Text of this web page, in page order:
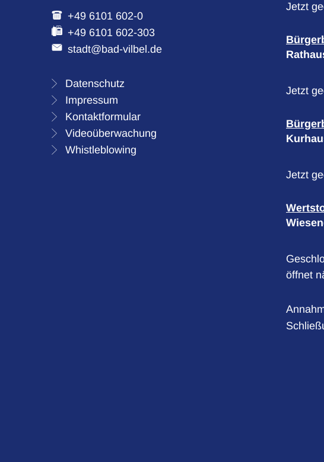
+49 6101 602-0
+49 6101 602-303
stadt@bad-vilbel.de
Datenschutz
Impressum
Kontaktformular
Videoüberwachung
Whistleblowing
Jetzt
Jetzt
Jetzt
öffnet